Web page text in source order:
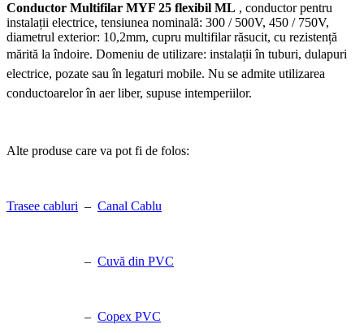
Conductor Multifilar MYF 25 flexibil ML , conductor pentru
instalații electrice, tensiunea nominală: 300 / 500V, 450 / 750V,
diametrul exterior: 10,2mm, cupru multifilar răsucit, cu rezistență
mărită la îndoire. Domeniu de utilizare: instalații în tuburi, dulapuri
electrice, pozate sau în legaturi mobile. Nu se admite utilizarea
conductoarelor în aer liber, supuse intemperiilor.
Alte produse care va pot fi de folos:
Trasee cabluri – Canal Cablu
– Cuvă din PVC
– Copex PVC